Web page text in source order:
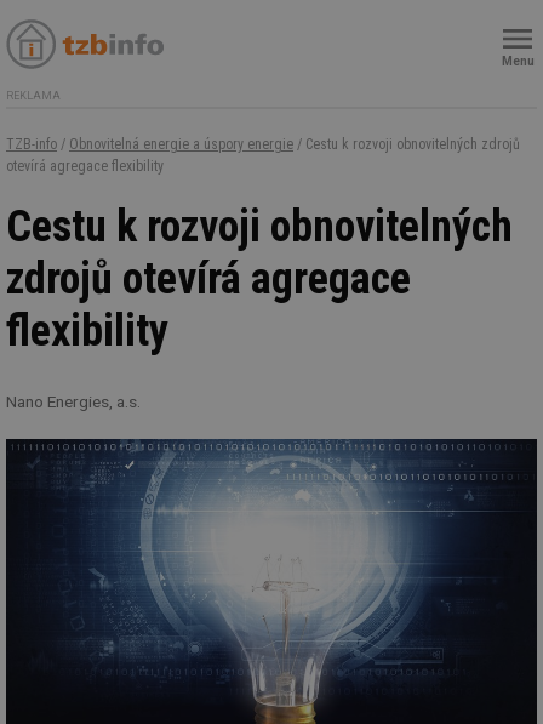
Menu
REKLAMA
TZB-info / Obnovitelná energie a úspory energie / Cestu k rozvoji obnovitelných zdrojů
otevírá agregace flexibility
Cestu k rozvoji obnovitelných
zdrojů otevírá agregace
flexibility
Nano Energies, a.s.